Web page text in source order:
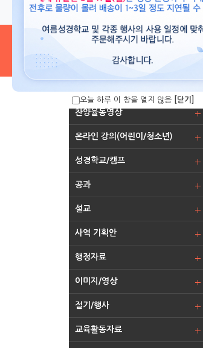
교재 도서
찬양율동영상
온라인 강의(어린이/청소년)
성경학교/캠프
공과
설교
사역 기획안
행정자료
이미지/영상
절기/행사
교육활동자료
오늘 하루 이 창을 열지 않음 [닫기]